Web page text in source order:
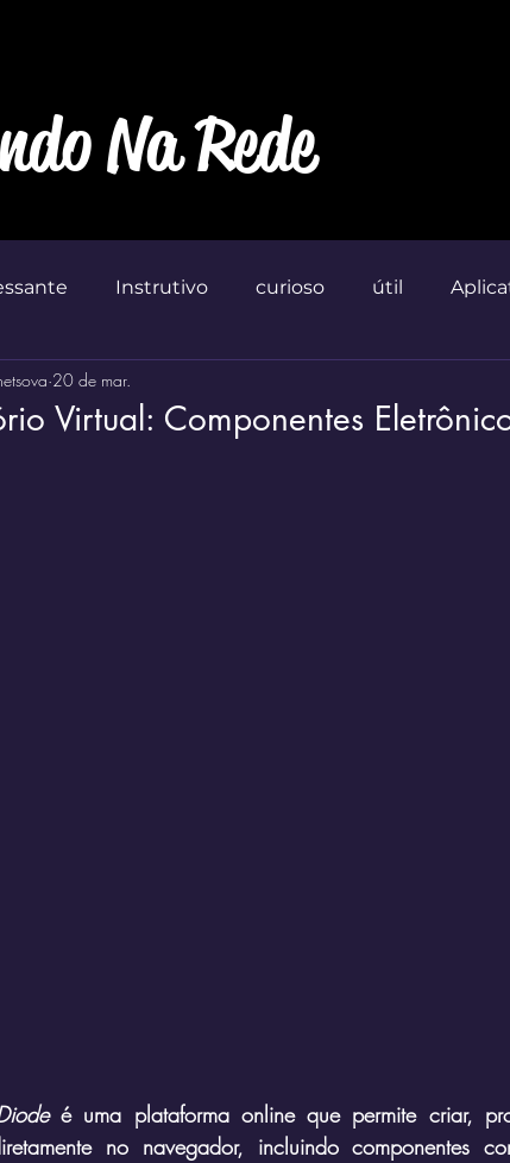
Na Rede
Instrutivo curioso útil
ócio Marketin'
Virtual: Componentes
20 de mar.
com NaN de 5 estrelas.
é uma plataforma online que permite criar,
no navegador, incluindo componentes